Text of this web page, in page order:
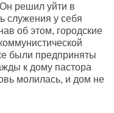
решил уйти в
служения у себя
об этом, городские
были предприняты
к дому пастора
молилась, и дом не